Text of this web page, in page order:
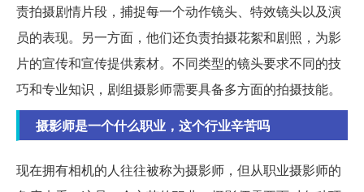
责拍摄剧情片段，捕捉每一个动作镜头、特效镜头以及演
员的表现。另一方面，他们还负责拍摄花絮和剧照，为影
片的宣传和宣传提供素材。不同类型的镜头要求不同的技
巧和专业知识，剧组摄影师需要具备多方面的拍摄技能。
摄影师是一个什么职业，这个行业辛苦吗
现在拥有相机的人往往被称为摄影师，但从职业摄影师的